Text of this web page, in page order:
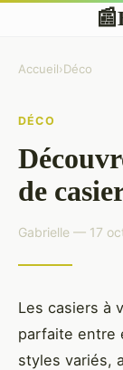
📰
Accueil›Déco
DÉCO
de
Gabrielle — 17
Les casiers à
parfaite entre
styles variés,